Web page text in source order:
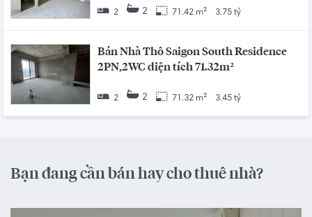
2 2 71.42 m² 3.75 tỷ
Bán Nhà Thô Saigon South Residence
2PN,2WC diện tích 71.32m²
2 2 71.32 m² 3.45 tỷ
Bạn đang cần bán hay cho thuê nhà?